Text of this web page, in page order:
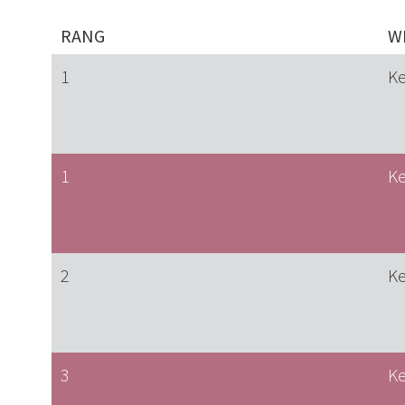
RANG
1
1
2
3